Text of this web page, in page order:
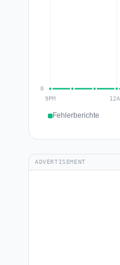
Fehlerberichte
ADVERTISEMENT